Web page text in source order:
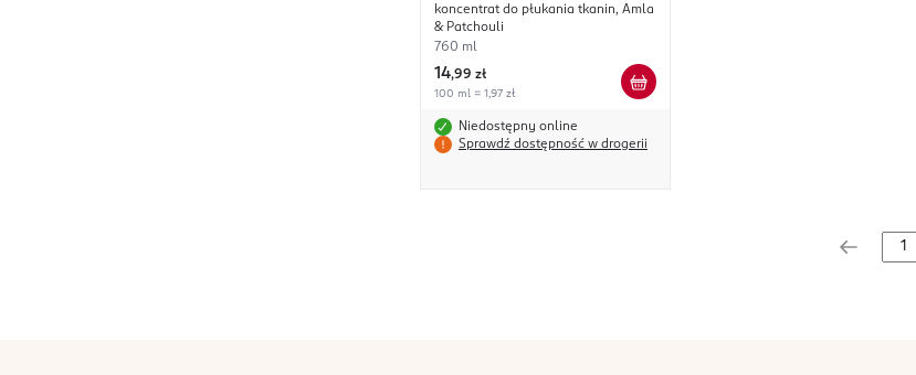
koncentrat do płukania tkanin, Amla
& Patchouli
760 ml
14,99 zł
100 ml = 1,97 zł
Niedostępny online
Sprawdź dostępność w drogerii